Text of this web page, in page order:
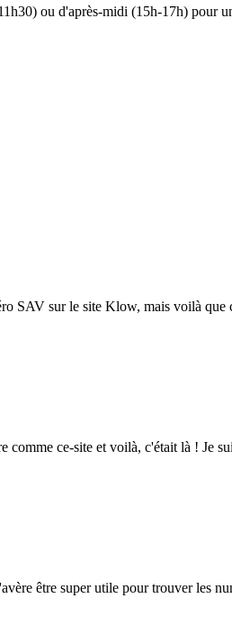
ou d'après-midi (15h-17h) pour
SAV sur le site Klow, mais voilà que
ce-site et voilà, c'était là ! Je
être super utile pour trouver les